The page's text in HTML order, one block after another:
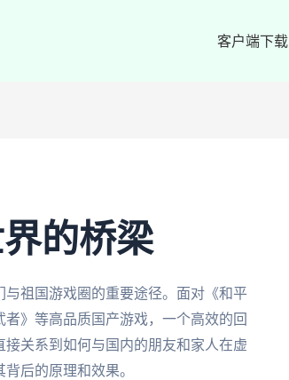
客户端下载
的桥梁
祖国游戏圈的重要途径。面对《和平
》等高品质国产游戏，一个高效的回
关系到如何与国内的朋友和家人在虚
后的原理和效果。